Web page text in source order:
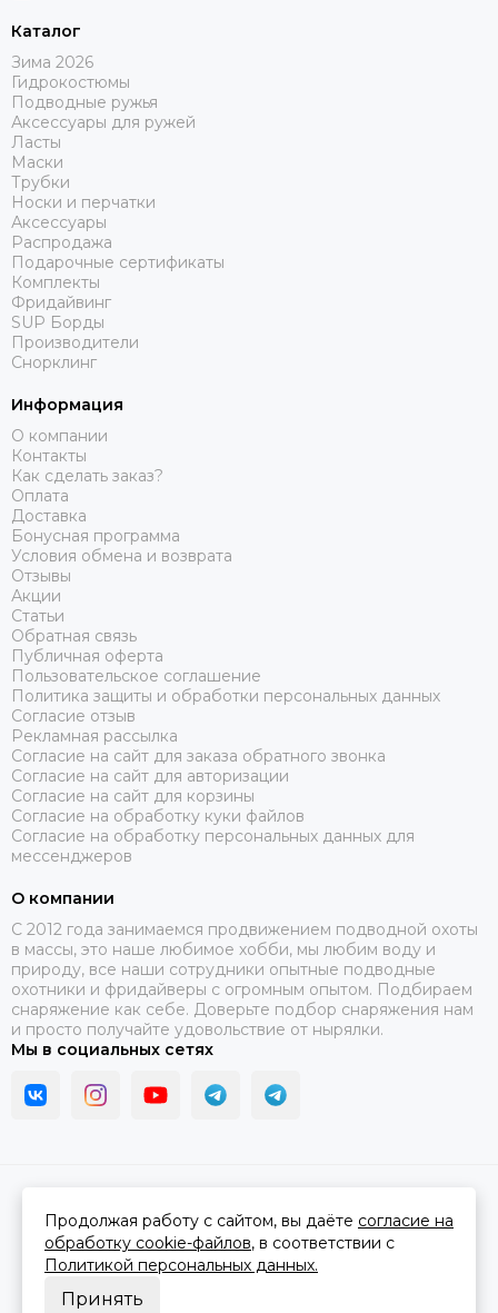
Каталог
Зима 2026
Гидрокостюмы
Подводные ружья
Аксессуары для ружей
Ласты
Маски
Трубки
Носки и перчатки
Аксессуары
Распродажа
Подарочные сертификаты
Комплекты
Фридайвинг
SUP Борды
Производители
Снорклинг
Информация
О компании
Контакты
Как сделать заказ?
Оплата
Доставка
Бонусная программа
Условия обмена и возврата
Отзывы
Акции
Статьи
Обратная связь
Публичная оферта
Пользовательское соглашение
Политика защиты и обработки персональных данных
Согласие отзыв
Рекламная рассылка
Согласие на сайт для заказа обратного звонка
Согласие на сайт для авторизации
Согласие на сайт для корзины
Согласие на обработку куки файлов
Согласие на обработку персональных данных для
мессенджеров
О компании
C 2012 года занимаемся продвижением подводной охоты
в массы, это наше любимое хобби, мы любим воду и
природу, все наши сотрудники опытные подводные
охотники и фридайверы с огромным опытом. Подбираем
снаряжение как себе. Доверьте подбор снаряжения нам
и просто получайте удовольствие от нырялки.
Мы в социальных сетях
Сделано вMOSK.STUDIOдля платформыInSales
Продолжая работу с сайтом, вы даёте согласие на
обработку cookie-файлов, в соответствии с
Политикой персональных данных.
Принять